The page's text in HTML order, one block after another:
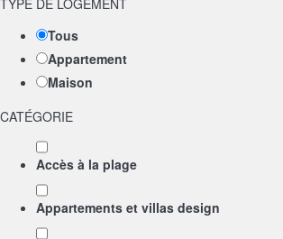
TYPE DE LOGEMENT
Tous
Appartement
Maison
CATÉGORIE
Accès à la plage
Appartements et villas design